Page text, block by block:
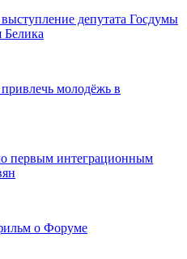
депутата Госдумы
Белика
молодёжь в
первым интеграционным
о Форуме